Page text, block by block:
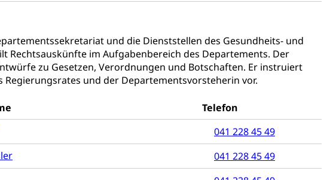
und die Dienststellen des Gesundheits- und
Rechtsauskünfte im Aufgabenbereich des Departements. Der
zu Gesetzen, Verordnungen und Botschaften. Er instruiert
und der Departementsvorsteherin vor.
Telefon
041 228 45 49
041 228 45 49
Wahlen, politische Parteien, Grundfreiheiten, Pluralismus
Vermögenssteuer, Verrechnungssteuer, Quellensteuer,
Grundsteuer, Kirchensteuer, Gewerbesteuer, Vergnügungssteuer,